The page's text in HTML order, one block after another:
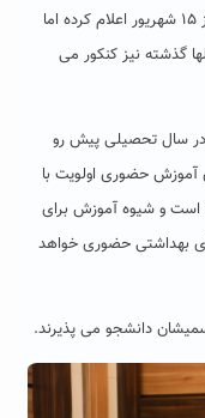
وی افزود: وزارت علوم زمان آغاز سال تحصیلی را از ۱۵ شهریور اعلام کرده اما
گذشته نیز کنکور می
در سال تحصیلی پیش رو
آموزش حضوری اولویت با
است و شیوه آموزش برای
بهداشتی حضوری خواهد